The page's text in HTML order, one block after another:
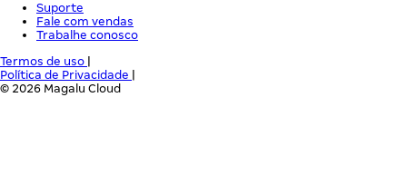
Suporte
Fale com vendas
Trabalhe conosco
Termos de uso
Política de Privacidade
© 2026 Magalu Cloud